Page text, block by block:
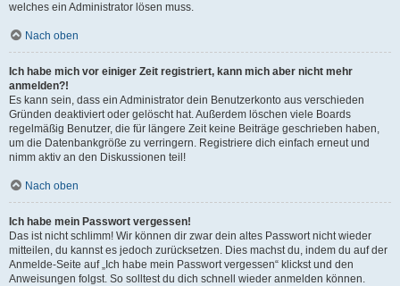
welches ein Administrator lösen muss.
Nach oben
Ich habe mich vor einiger Zeit registriert, kann mich aber nicht mehr
anmelden?!
Es kann sein, dass ein Administrator dein Benutzerkonto aus verschieden
Gründen deaktiviert oder gelöscht hat. Außerdem löschen viele Boards
regelmäßig Benutzer, die für längere Zeit keine Beiträge geschrieben haben,
um die Datenbankgröße zu verringern. Registriere dich einfach erneut und
nimm aktiv an den Diskussionen teil!
Nach oben
Ich habe mein Passwort vergessen!
Das ist nicht schlimm! Wir können dir zwar dein altes Passwort nicht wieder
mitteilen, du kannst es jedoch zurücksetzen. Dies machst du, indem du auf der
Anmelde-Seite auf „Ich habe mein Passwort vergessen“ klickst und den
Anweisungen folgst. So solltest du dich schnell wieder anmelden können.